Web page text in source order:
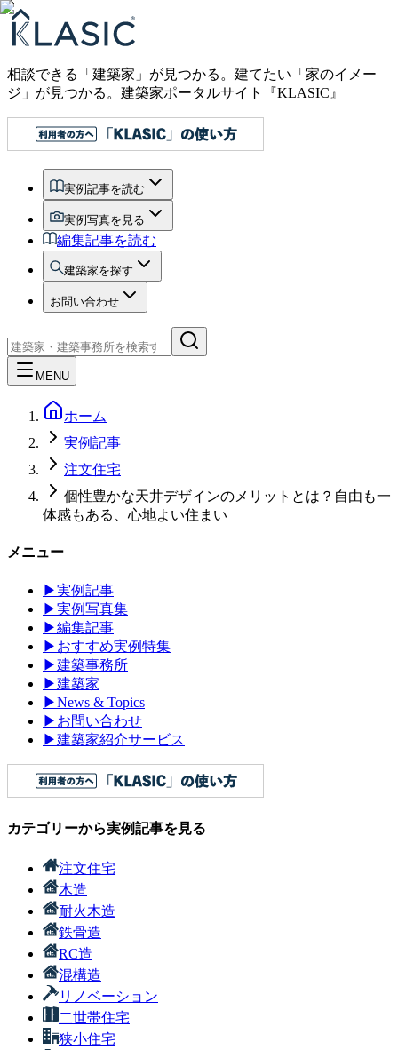
相談できる「建築家」が見つかる。建てたい「家のイメー
ジ」が見つかる。 建築家ポータルサイト『KLASIC』
実例記事を読む
実例写真を見る
編集記事を読む
建築家を探す
お問い合わせ
MENU
ホーム
実例記事
注文住宅
個性豊かな天井デザインのメリットとは？自由も一
体感もある、心地よい住まい
メニュー
▶実例記事
▶実例写真集
▶編集記事
▶ おすすめ実例特集
▶建築事務所
▶建築家
▶News & Topics
▶ お問い合わせ
▶建築家紹介サービス
カテゴリーから実例記事を見る
注文住宅
木造
耐火木造
鉄骨造
RC造
混構造
リノベーション
二世帯住宅
狭小住宅